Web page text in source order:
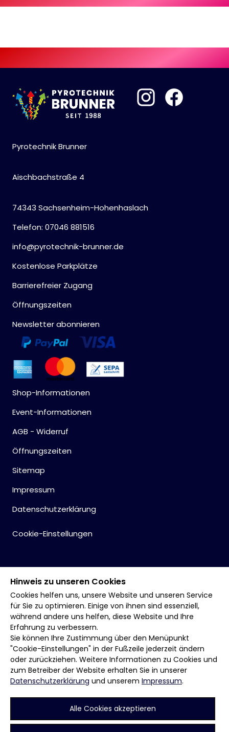
Pyrotechnik Brunner
Aischbachstraße 4
74343 Sachsenheim-Hohenhaslach
Telefon: 07046 881516
info@pyrotechnik-brunner.de
Kostenlose Parkplätze
Barrierefreier Zugang
Öffnungszeiten
Newsletter abonnieren
Shop-Informationen
Event-Informationen
AGB - Widerruf
Öffnungszeiten
Sitemap
Impressum
Datenschutzerklärung
Cookie-Einstellungen
Hinweis zu unseren Cookies
Cookies helfen uns, unsere Website und unseren Service
für Sie zu optimieren. Einige von ihnen sind essenziell,
während andere uns helfen, diese Website und Ihre
Erfahrung zu verbessern.
Sie können Ihre Zustimmung über den Menüpunkt
"Cookie-Einstellungen" in der Fußzeile jederzeit ändern
oder zurückziehen. Weitere Informationen zu Cookies und
zum Betreiber der Website erhalten Sie in unserer
Datenschutzerklärung und unserem Impressum.
Alle Cookies akzeptieren